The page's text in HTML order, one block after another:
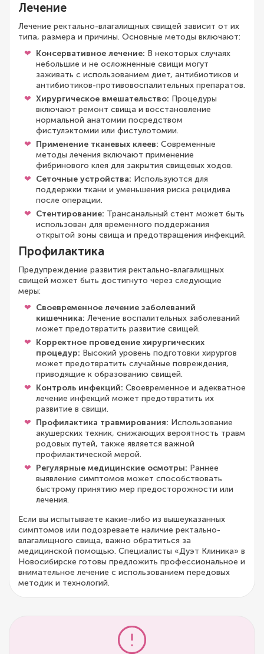
Лечение
Лечение ректально-влагалищных свищей зависит от их
типа, размера и причины. Основные методы включают:
Консервативное лечение: В некоторых случаях
небольшие и не осложненные свищи могут
заживать с использованием диет, антибиотиков и
антибиотиков-противовоспалительных препаратов.
Хирургическое вмешательство: Процедуры
включают ремонт свища и восстановление
нормальной анатомии посредством
фистулэктомии или фистулотомии.
Применение тканевых клеев: Современные
методы лечения включают применение
фибринового клея для закрытия свищевых ходов.
Сеточные устройства: Используются для
поддержки ткани и уменьшения риска рецидива
после операции.
Стентирование: Трансанальный стент может быть
использован для временного поддержания
открытой зоны свища и предотвращения инфекций.
Профилактика
Предупреждение развития ректально-влагалищных
свищей может быть достигнуто через следующие
меры:
Своевременное лечение заболеваний
кишечника: Лечение воспалительных заболеваний
может предотвратить развитие свищей.
Корректное проведение хирургических
процедур: Высокий уровень подготовки хирургов
может предотвратить случайные повреждения,
приводящие к образованию свищей.
Контроль инфекций: Своевременное и адекватное
лечение инфекций может предотвратить их
развитие в свищи.
Профилактика травмирования: Использование
акушерских техник, снижающих вероятность травм
родовых путей, также является важной
профилактической мерой.
Регулярные медицинские осмотры: Раннее
выявление симптомов может способствовать
быстрому принятию мер предосторожности или
лечения.
Если вы испытываете какие-либо из вышеуказанных
симптомов или подозреваете наличие ректально-
влагалищного свища, важно обратиться за
медицинской помощью. Специалисты «Дуэт Клиника» в
Новосибирске готовы предложить профессиональное и
внимательное лечение с использованием передовых
методик и технологий.